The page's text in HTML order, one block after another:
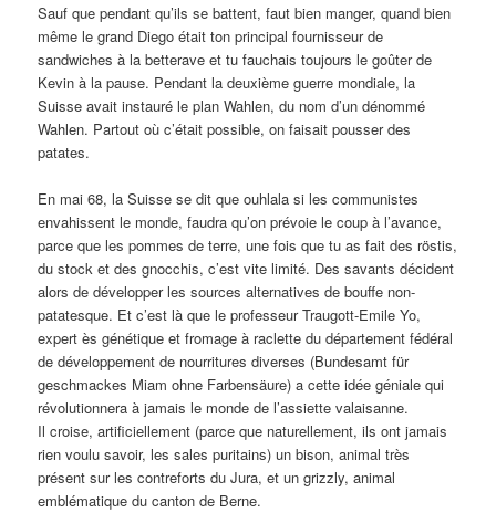
Sauf que pendant qu’ils se battent, faut bien manger, quand bien
même le grand Diego était ton principal fournisseur de
sandwiches à la betterave et tu fauchais toujours le goûter de
Kevin à la pause. Pendant la deuxième guerre mondiale, la
Suisse avait instauré le plan Wahlen, du nom d’un dénommé
Wahlen. Partout où c’était possible, on faisait pousser des
patates.
En mai 68, la Suisse se dit que ouhlala si les communistes
envahissent le monde, faudra qu’on prévoie le coup à l’avance,
parce que les pommes de terre, une fois que tu as fait des röstis,
du stock et des gnocchis, c’est vite limité. Des savants décident
alors de développer les sources alternatives de bouffe non-
patatesque. Et c’est là que le professeur Traugott-Emile Yo,
expert ès génétique et fromage à raclette du département fédéral
de développement de nourritures diverses (Bundesamt für
geschmackes Miam ohne Farbensäure) a cette idée géniale qui
révolutionnera à jamais le monde de l’assiette valaisanne.
Il croise, artificiellement (parce que naturellement, ils ont jamais
rien voulu savoir, les sales puritains) un bison, animal très
présent sur les contreforts du Jura, et un grizzly, animal
emblématique du canton de Berne.